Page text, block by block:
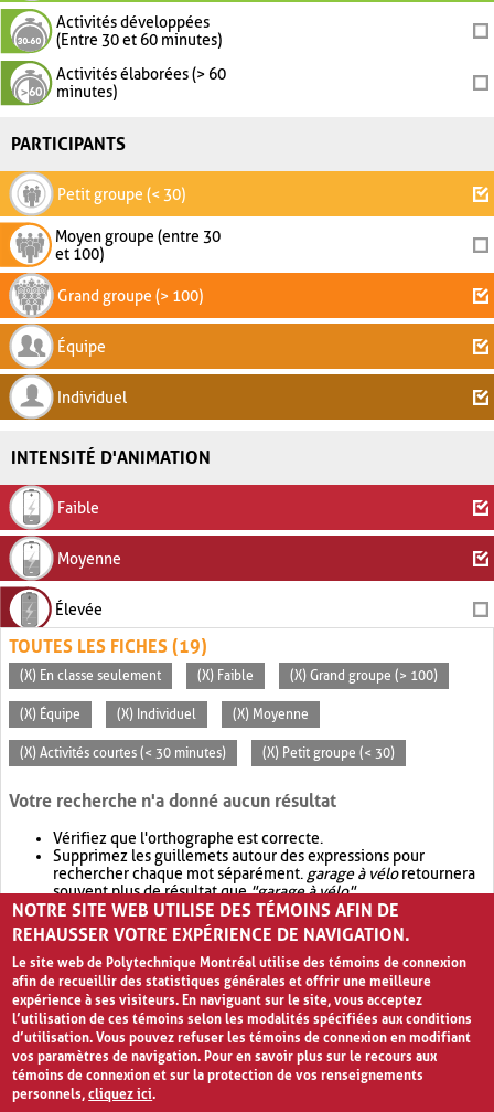
Activités développées
(Entre 30 et 60 minutes)
Activités élaborées (> 60
minutes)
PARTICIPANTS
Petit groupe (< 30)
Moyen groupe (entre 30
et 100)
Grand groupe (> 100)
Équipe
Individuel
INTENSITÉ D'ANIMATION
Faible
Moyenne
Élevée
TOUTES LES FICHES (19)
(X) En classe seulement (X) Faible (X) Grand groupe (> 100)
(X) Équipe (X) Individuel (X) Moyenne
(X) Activités courtes (< 30 minutes) (X) Petit groupe (< 30)
Votre recherche n'a donné aucun résultat
Vérifiez que l'orthographe est correcte.
Supprimez les guillemets autour des expressions pour
rechercher chaque mot séparément. garage à véloretournera
souvent plus de résultat que"garage à vélo".
Envisagez d'élargir votre recherche avec OR.garage OR vélo
retournera souvent plus de résultat quegarage à vélo
NOTRE SITE WEB UTILISE DES TÉMOINS AFIN DE
REHAUSSER VOTRE EXPÉRIENCE DE NAVIGATION.
Le site web de Polytechnique Montréal utilise des témoins de connexion
afin de recueillir des statistiques générales et offrir une meilleure
expérience à ses visiteurs. En naviguant sur le site, vous acceptez
l’utilisation de ces témoins selon les modalités spécifiées aux conditions
d’utilisation. Vous pouvez refuser les témoins de connexion en modifiant
vos paramètres de navigation. Pour en savoir plus sur le recours aux
témoins de connexion et sur la protection de vos renseignements
personnels,cliquez ici.